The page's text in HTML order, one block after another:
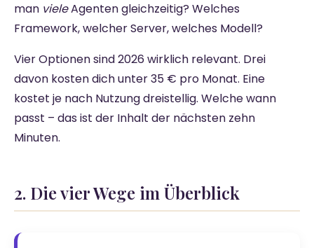
man vieleAgenten gleichzeitig? Welches
Framework, welcher Server, welches Modell?
Vier Optionen sind 2026 wirklich relevant. Drei
davon kosten dich unter 35 € pro Monat. Eine
kostet je nach Nutzung dreistellig. Welche wann
passt – das ist der Inhalt der nächsten zehn
Minuten.
2. Die vier Wege im Überblick